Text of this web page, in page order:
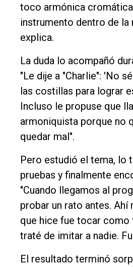
toco armónica
instrumento dentro de la
explica.
La duda lo acompañó
"Le dije a "Charlie": 'No
las costillas para lograr
Incluso le propuse que
armoniquista porque no
quedar mal".
Pero estudió el tema, lo
pruebas y finalmente
"Cuando llegamos al
probar un rato antes. Ahí
que hice fue tocar como
traté de imitar a nadie.
El resultado terminó